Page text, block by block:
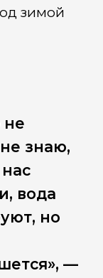
зимой
не
знаю,
вода
но
—